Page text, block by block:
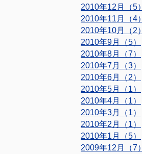
2010年12月（5）
2010年11月（4）
2010年10月（2）
2010年9月（5）
2010年8月（7）
2010年7月（3）
2010年6月（2）
2010年5月（1）
2010年4月（1）
2010年3月（1）
2010年2月（1）
2010年1月（5）
2009年12月（7）